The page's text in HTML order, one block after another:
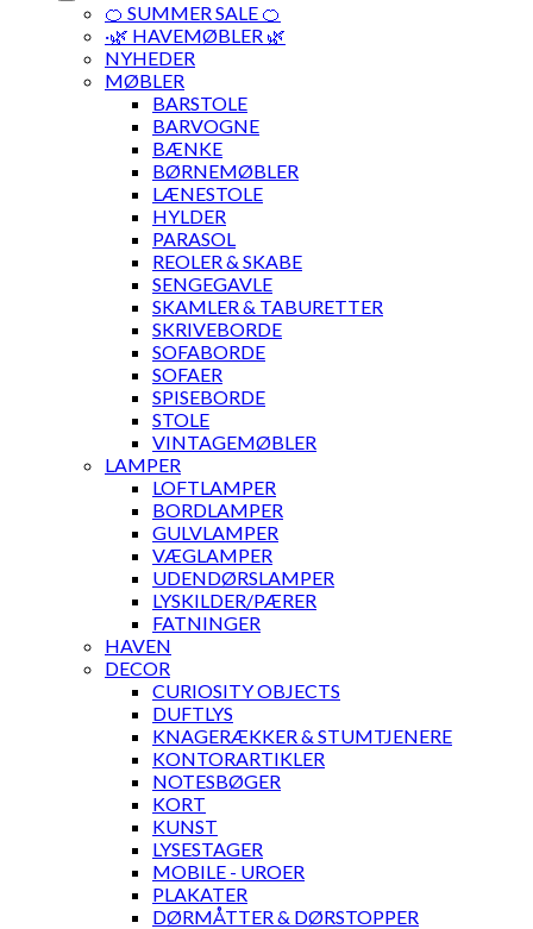
🍊 SUMMER SALE 🍊
·🌿 HAVEMØBLER 🌿
NYHEDER
MØBLER
BARSTOLE
BARVOGNE
BÆNKE
BØRNEMØBLER
LÆNESTOLE
HYLDER
PARASOL
REOLER & SKABE
SENGEGAVLE
SKAMLER & TABURETTER
SKRIVEBORDE
SOFABORDE
SOFAER
SPISEBORDE
STOLE
VINTAGEMØBLER
LAMPER
LOFTLAMPER
BORDLAMPER
GULVLAMPER
VÆGLAMPER
UDENDØRSLAMPER
LYSKILDER/PÆRER
FATNINGER
HAVEN
DECOR
CURIOSITY OBJECTS
DUFTLYS
KNAGERÆKKER & STUMTJENERE
KONTORARTIKLER
NOTESBØGER
KORT
KUNST
LYSESTAGER
MOBILE - UROER
PLAKATER
DØRMÅTTER & DØRSTOPPER